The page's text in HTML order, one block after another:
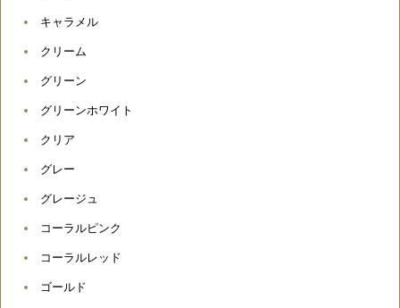
キャラメル
クリーム
グリーン
グリーンホワイト
クリア
グレー
グレージュ
コーラルピンク
コーラルレッド
ゴールド